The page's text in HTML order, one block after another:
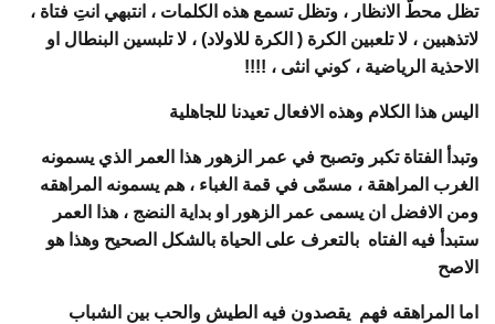
تظل محطّ الانظار ، وتظل تسمع هذه الكلمات ، انتبهي انتِ فتاة ،
لاتذهبين ، لا تلعبين الكرة ( الكرة للاولاد) ، لا تلبسين البنطال او
الاحذية الرياضية ، كوني انثى ، !!!!
اليس هذا الكلام وهذه الافعال تعيدنا للجاهلية
وتبدأ الفتاة تكبر وتصبح في عمر الزهور هذا العمر الذي يسمونه
الغرب المراهقة ، مسمّى في قمة الغباء ، هم يسمونه المراهقه
ومن الافضل ان يسمى عمر الزهور او بداية النضج ، هذا العمر
ستبدأ فيه الفتاه بالتعرف على الحياة بالشكل الصحيح وهذا هو
الاصح
اما المراهقه فهم يقصدون فيه الطيش والحب بين الشباب